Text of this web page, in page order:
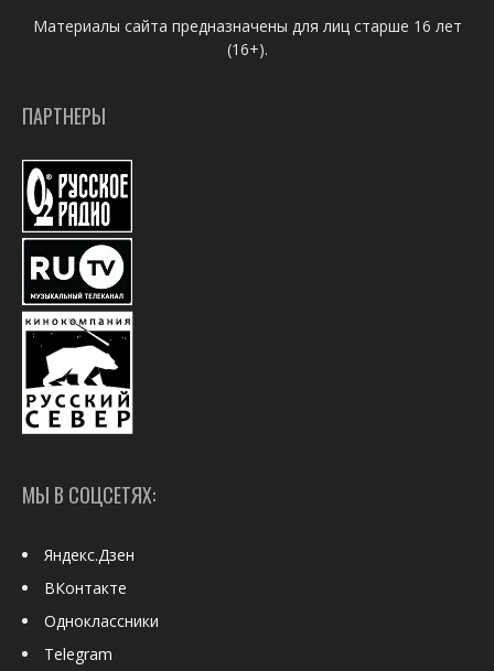
Материалы сайта предназначены для лиц старше 16 лет
(16+).
ПАРТНЕРЫ
МЫ В СОЦСЕТЯХ:
Яндекс.Дзен
ВКонтакте
Одноклассники
Telegram